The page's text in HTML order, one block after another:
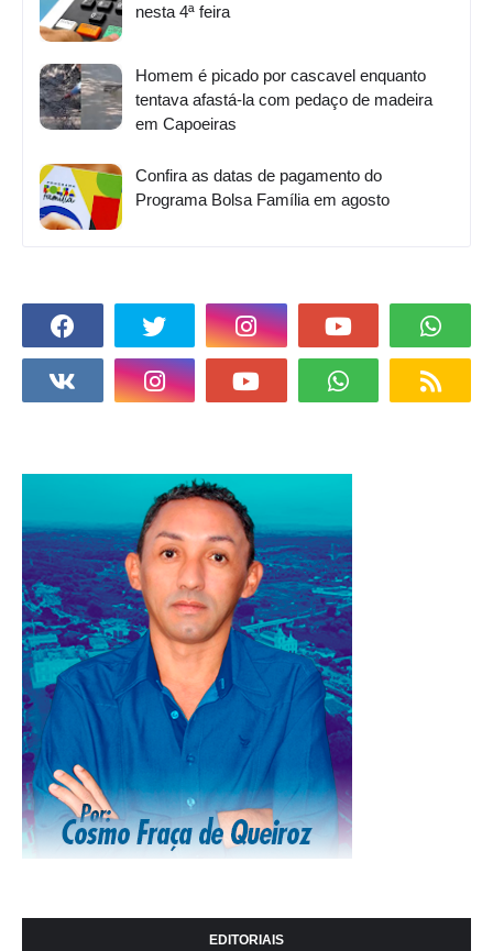
nesta 4ª feira
Homem é picado por cascavel enquanto
tentava afastá-la com pedaço de madeira
em Capoeiras
Confira as datas de pagamento do
Programa Bolsa Família em agosto
EDITORIAIS